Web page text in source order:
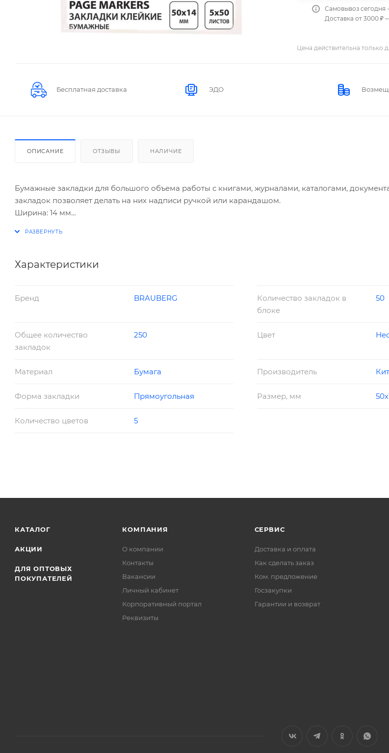
Самовывоз сегодня
Доставка от 3000 ₽
Цена действительна только
Бесплатная доставка ЭДО
ОПИСАНИЕ ОТЗЫВЫ НАЛИЧИЕ
Бумажные закладки для большого объема работы с книгами, журналами, каталогами,
закладок позволяет делать на них надписи ручкой или карандашом.
Ширина: 14 мм
Общее количество закладок: 250 шт
Клейкость: 32 Н/м
Характеристики
Бренд BRAUBERG
Количество закладок в
блоке
50
Общее количество
закладок
250 Цвет
Материал Бумага Производитель
Форма закладки Прямоугольная Размер, мм
Количество цветов 5
КАТАЛОГ
АКЦИИ
ДЛЯ ОПТОВЫХ
ПОКУПАТЕЛЕЙ
КОМПАНИЯ
О компании
Контакты
Вакансии
Личный кабинет
Корпоративный портал
Реквизиты
СЕРВИС
Доставка и оплата
Как сделать заказ
Ком. предложение
Госзакупки
Гарантии и возврат